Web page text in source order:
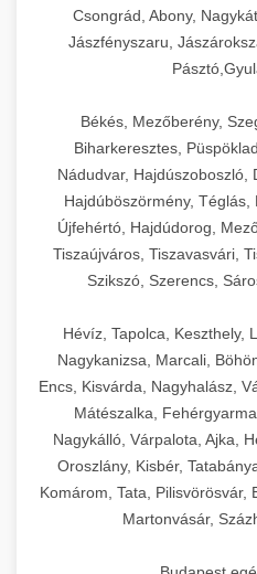
Csongrád, Abony,
Jászfényszaru,
Békés, Mezőberény,
Biharkeresztes,
Nádudvar, Hajdúszoboszló,
Hajdúböszörmény, Téglás,
Újfehértó, Hajdúdorog,
Tiszaújváros, Tiszavasvári,
Szikszó, Szerencs,
Hévíz, Tapolca, Keszthely,
Nagykanizsa, Marcali,
Encs, Kisvárda, Nagyhalász,
Mátészalka,
Nagykálló, Várpalota, Ajka,
Oroszlány, Kisbér,
Komárom, Tata, Pilisvörösvár,
Martonvásár,